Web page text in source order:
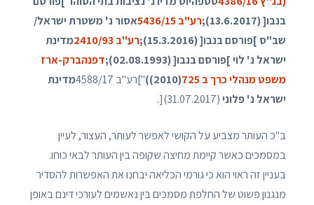
בנבו[ (13.6.2017);
רע"ב 5436/15
אסור נ' משטרת ישראל/
שב"ס ]פורסם בנבו[ (15.3.2016);
רע"ב 2410/93
מדינת
ישראל נ' לוי ]פורסם בנבו[ (02.08.1993);
דפנהברק-ארז
משפט מנהלי כרך ב 725
(2010)) "]רע"ב 4588/17
מדינת
ישראל נ' פלוני (31.07.2017)[.
ב"כ העותר מצביע על הקושי לאפשר לעותר, העצור, לעיין
במסמכים כאשר קיימת מחיצה שקופה בין העותר לבאי כוחו.
בעניין זה ראוי הוא כי גורמי הכליאה יבחנו את האפשרות להסדיר
מנגנון פשוט של החלפת מסמכים בין נאשמים לעורכי דינם באופן